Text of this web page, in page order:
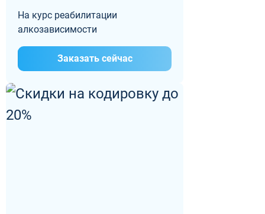
На курс реабилитации
алкозависимости
Заказать сейчас